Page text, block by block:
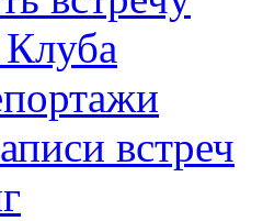
встреч